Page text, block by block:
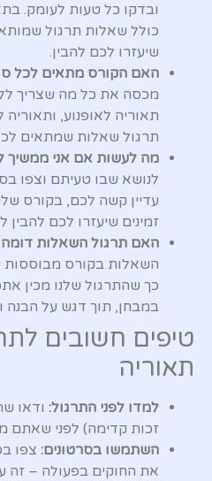
ובדקו כל טעות לעומק.
כולל שאלות תרגול
שיעזרו לכם להבין.
האם הקורס מתאים לכל
מכסה את כל מה שצריך
תרגול שאלות שמתאים
מה לעשות אם אני ממשיך
לנושא שבו טעיתם וצפו
עדיין קשה לכם, בקורס
זמינים שיעזרו לכם להבין
האם תרגול השאלות
השאלות בקורס
כך שהתרגול שלנו מכין
במבחן, תוך דגש על הבנה
טיפים חשובים
תאוריה
למדו לפני התרגול: ודאו
זכות קדימה) לפני שאתם
השתמשו בסרטונים: צפו
את החוקים בפעולה – זה